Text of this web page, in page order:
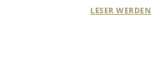
LESER WERDEN